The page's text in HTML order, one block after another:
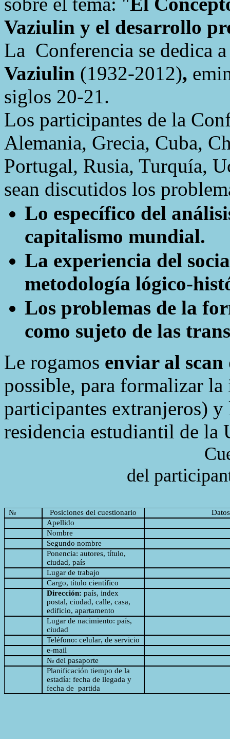
Vaziulin y el desarrollo
La Conferencia se dedica
Vaziulin (1932-2012),
siglos 20-21.
Los participantes de la
Alemania, Grecia, Cuba,
Portugal, Rusia, Turquía,
sean discutidos los
Lo específico del
capitalismo mundial.
La experiencia del
metodología lógico-
Los problemas de la
como sujeto de las
Le rogamos enviar al scan
possible, para formalizar
participantes extranjeros)
residencia estudiantil de la
del
№ Posiciones del cuestionario
Datos
Apellido
Nombre
Segundo nombre
Ponencia: autores, título,
ciudad, país
Lugar de trabajo
Cargo, título científico
Dirección: país, index
postal, ciudad, calle, casa,
edificio, apartamento
Lugar de nacimiento: país,
ciudad
Teléfono: celular, de servicio
e-mail
№ del pasaporte
Planificación tiempo de la
estadía: fecha de llegada y
fecha de partida